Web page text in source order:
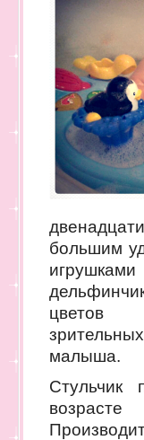
большим
цветов
малыша.
Стульчик